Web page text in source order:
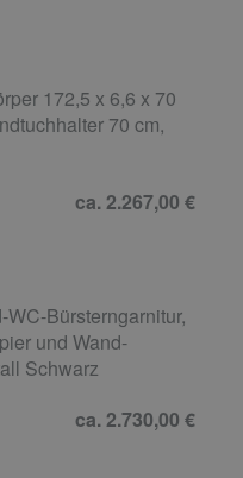
172,5 x 6,6 x 70
70 cm,
ca. 2.267,00 €
Bürsterngarnitur,
und Wand-
Schwarz
ca. 2.730,00 €